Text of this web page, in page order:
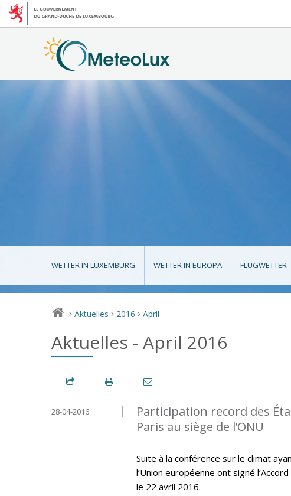
WETTER IN LUXEMBURG WETTER IN EUROPA FLUGWETTER
> Aktuelles > 2016 > April
Aktuelles - April 2016
Participation record des
Paris au siège de l’ONU
28-04-2016
Suite à la conférence sur le climat
l’Union européenne ont signé
le 22 avril 2016.